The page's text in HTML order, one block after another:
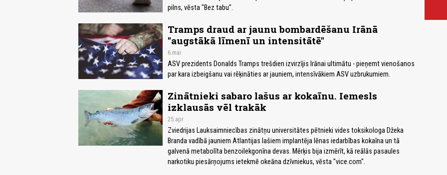
pilns, vēsta "Bez tabu".
Tramps draud ar jaunu bombardēšanu Irānā
"augstākā līmenī un intensitātē"
6.mai
ASV prezidents Donalds Tramps trešdien izvirzījis Irānai ultimātu - pieņemt vienošanos
par kara izbeigšanu vai rēķināties ar jauniem, intensīvākiem ASV uzbrukumiem.
Zinātnieki sabaro lašus ar kokaīnu. Iemesls
izklausās vēl trakāk
25.apr
Zviedrijas Lauksaimniecības zinātņu universitātes pētnieki vides toksikologa Džeka
Branda vadībā jauniem Atlantijas lašiem implantēja lēnas iedarbības kokaīna un tā
galvenā metabolīta benzoilekgonīna devas. Mērķis bija izmērīt, kā reālās pasaules
narkotiku piesārņojums ietekmē okeāna dzīvniekus, vēsta "vice.com".